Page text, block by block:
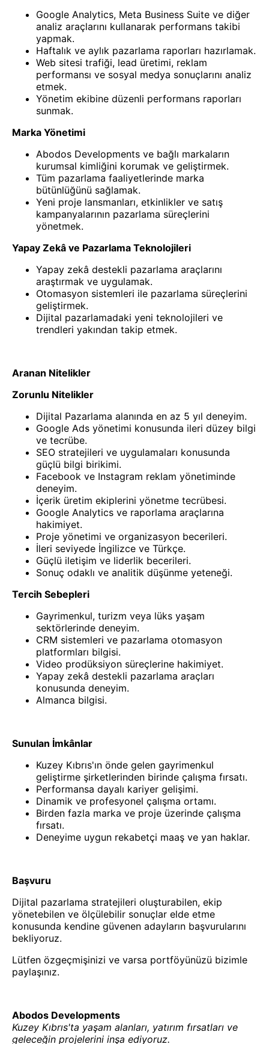
Google Analytics, Meta Business Suite ve diğer
analiz araçlarını kullanarak performans takibi
yapmak.
Haftalık ve aylık pazarlama raporları hazırlamak.
Web sitesi trafiği, lead üretimi, reklam
performansı ve sosyal medya sonuçlarını analiz
etmek.
Yönetim ekibine düzenli performans raporları
sunmak.
Marka Yönetimi
Abodos Developments ve bağlı markaların
kurumsal kimliğini korumak ve geliştirmek.
Tüm pazarlama faaliyetlerinde marka
bütünlüğünü sağlamak.
Yeni proje lansmanları, etkinlikler ve satış
kampanyalarının pazarlama süreçlerini
yönetmek.
Yapay Zekâ ve Pazarlama Teknolojileri
Yapay zekâ destekli pazarlama araçlarını
araştırmak ve uygulamak.
Otomasyon sistemleri ile pazarlama süreçlerini
geliştirmek.
Dijital pazarlamadaki yeni teknolojileri ve
trendleri yakından takip etmek.
Aranan Nitelikler
Zorunlu Nitelikler
Dijital Pazarlama alanında en az 5 yıl deneyim.
Google Ads yönetimi konusunda ileri düzey bilgi
ve tecrübe.
SEO stratejileri ve uygulamaları konusunda
güçlü bilgi birikimi.
Facebook ve Instagram reklam yönetiminde
deneyim.
İçerik üretim ekiplerini yönetme tecrübesi.
Google Analytics ve raporlama araçlarına
hakimiyet.
Proje yönetimi ve organizasyon becerileri.
İleri seviyede İngilizce ve Türkçe.
Güçlü iletişim ve liderlik becerileri.
Sonuç odaklı ve analitik düşünme yeteneği.
Tercih Sebepleri
Gayrimenkul, turizm veya lüks yaşam
sektörlerinde deneyim.
CRM sistemleri ve pazarlama otomasyon
platformları bilgisi.
Video prodüksiyon süreçlerine hakimiyet.
Yapay zekâ destekli pazarlama araçları
konusunda deneyim.
Almanca bilgisi.
Sunulan İmkânlar
Kuzey Kıbrıs'ın önde gelen gayrimenkul
geliştirme şirketlerinden birinde çalışma fırsatı.
Performansa dayalı kariyer gelişimi.
Dinamik ve profesyonel çalışma ortamı.
Birden fazla marka ve proje üzerinde çalışma
fırsatı.
Deneyime uygun rekabetçi maaş ve yan haklar.
Başvuru
Dijital pazarlama stratejileri oluşturabilen, ekip
yönetebilen ve ölçülebilir sonuçlar elde etme
konusunda kendine güvenen adayların başvurularını
bekliyoruz.
Lütfen özgeçmişinizi ve varsa portföyünüzü bizimle
paylaşınız.
Abodos Developments
Kuzey Kıbrıs'ta yaşam alanları, yatırım fırsatları ve
geleceğin projelerini inşa ediyoruz.